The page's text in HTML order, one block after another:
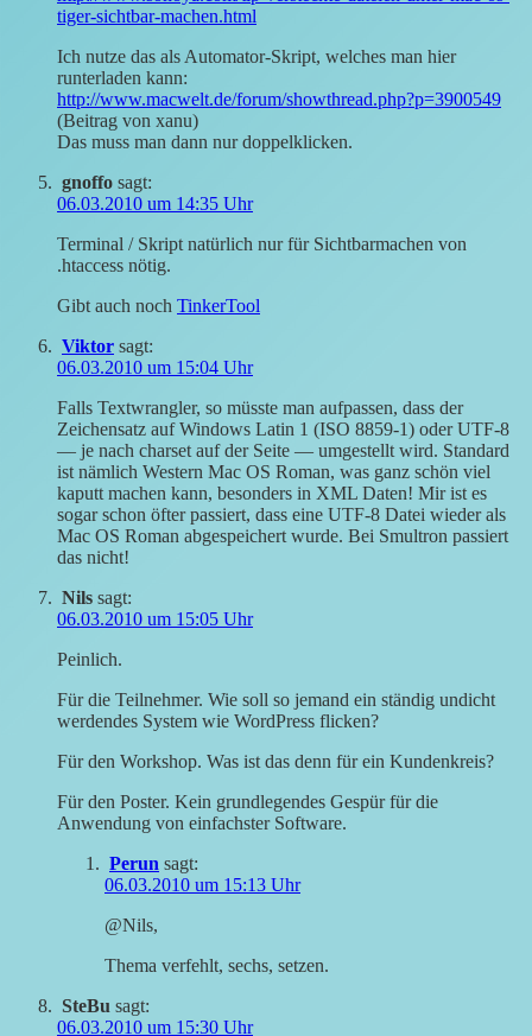
tiger-sichtbar-machen.html
Ich nutze das als Automator-Skript, welches man hier
runterladen kann:
http://www.macwelt.de/forum/showthread.php?p=3900549
(Beitrag von xanu)
Das muss man dann nur doppelklicken.
gnoffo sagt:
06.03.2010 um 14:35 Uhr
Terminal / Skript natürlich nur für Sichtbarmachen von
.htaccess nötig.
Gibt auch noch TinkerTool
Viktor sagt:
06.03.2010 um 15:04 Uhr
Falls Textwrangler, so müsste man aufpassen, dass der
Zeichensatz auf Windows Latin 1 (ISO 8859-1) oder UTF-8
— je nach charset auf der Seite — umgestellt wird. Standard
ist nämlich Western Mac OS Roman, was ganz schön viel
kaputt machen kann, besonders in XML Daten! Mir ist es
sogar schon öfter passiert, dass eine UTF-8 Datei wieder als
Mac OS Roman abgespeichert wurde. Bei Smultron passiert
das nicht!
Nils sagt:
06.03.2010 um 15:05 Uhr
Peinlich.
Für die Teilnehmer. Wie soll so jemand ein ständig undicht
werdendes System wie WordPress flicken?
Für den Workshop. Was ist das denn für ein Kundenkreis?
Für den Poster. Kein grundlegendes Gespür für die
Anwendung von einfachster Software.
Perun sagt:
06.03.2010 um 15:13 Uhr
@Nils,
Thema verfehlt, sechs, setzen.
SteBu sagt:
06.03.2010 um 15:30 Uhr